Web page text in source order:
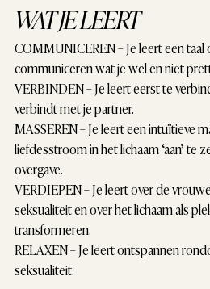
WAT JE LEERT
COMMUNICEREN– Je leert een
communiceren wat je wel en niet
VERBINDEN– Je leert eerst te
verbindt met je partner.
MASSEREN– Je leert een intuïtieve
liefdesstroom in het lichaam ‘aan’ te
overgave.
VERDIEPEN– Je leert over de
seksualiteit en over het lichaam als
transformeren.
RELAXEN– Je leert ontspannen
seksualiteit.